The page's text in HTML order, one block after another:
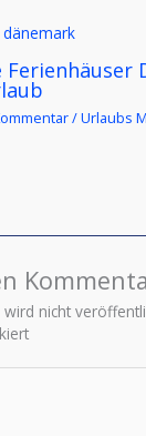
/Urlaubs
nicht